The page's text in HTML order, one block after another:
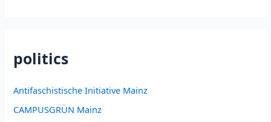
politics
Antifaschistische Initiative Mainz
CAMPUSGRÜN Mainz